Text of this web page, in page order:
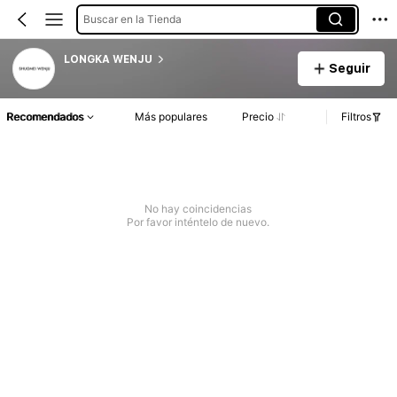
Buscar en la Tienda
LONGKA WENJU
Seguir
Recomendados Más populares Precio Filtros
No hay coincidencias
Por favor inténtelo de nuevo.